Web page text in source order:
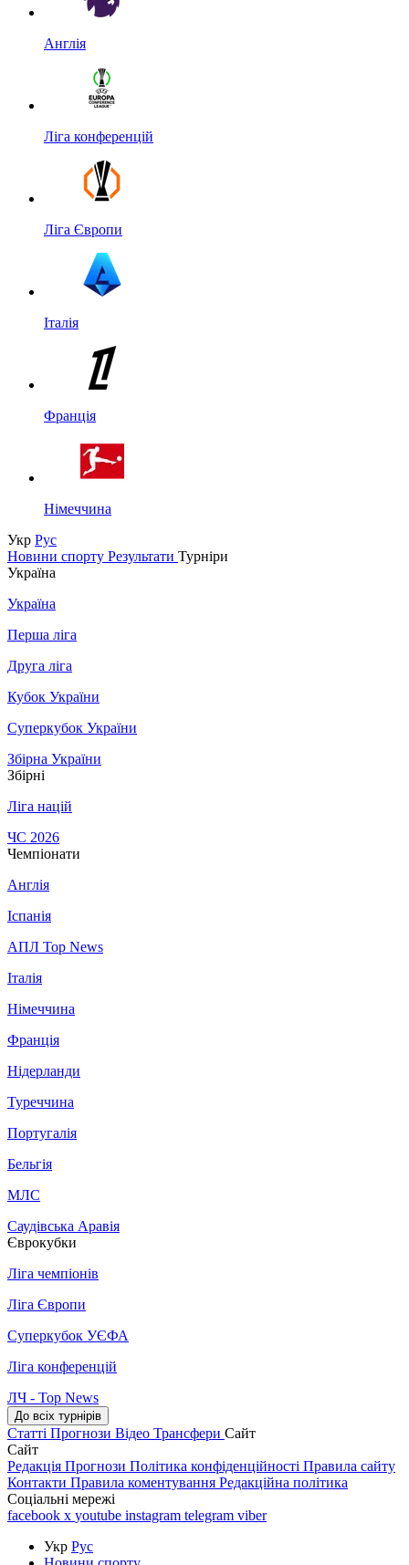
Англія
Ліга конференцій
Ліга Європи
Італія
Франція
Німеччина
Укр Рус
Новини спорту Результати Турніри
Україна
Україна
Перша ліга
Друга ліга
Кубок України
Суперкубок України
Збірна України
Збірні
Ліга націй
ЧС 2026
Чемпіонати
Англія
Іспанія
АПЛ Top News
Італія
Німеччина
Франція
Нідерланди
Туреччина
Португалія
Бельгія
МЛС
Саудівська Аравія
Єврокубки
Ліга чемпіонів
Ліга Європи
Суперкубок УЄФА
Ліга конференцій
ЛЧ - Top News
До всіх турнірів
Статті Прогнози Відео Трансфери Сайт
Сайт
Редакція Прогнози Політика конфіденційності Правила сайту
Контакти Правила коментування Редакційна політика
Соціальні мережі
facebook x youtube instagram telegram viber
Укр Рус